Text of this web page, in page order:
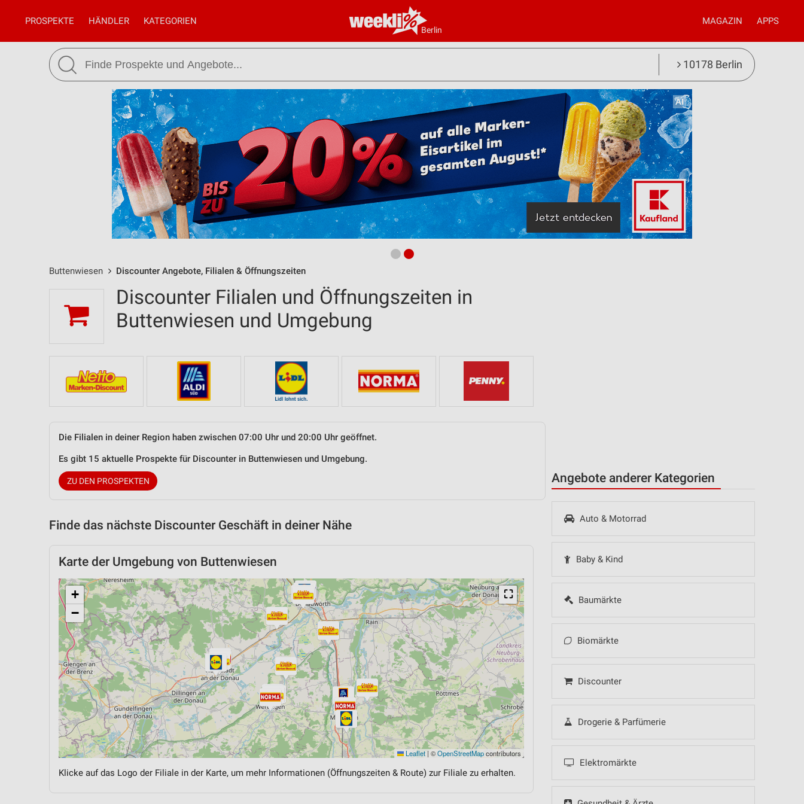
Berlin
PROSPEKTE HÄNDLER KATEGORIEN MAGAZIN APPS
10178 Berlin
Buttenwiesen Discounter Angebote, Filialen & Öffnungszeiten
Angebote anderer Kategorien
Auto & Motorrad
Baby & Kind
Baumärkte
Biomärkte
Discounter
Drogerie & Parfümerie
Elektromärkte
Discounter Filialen und Öffnungszeiten in
Buttenwiesen und Umgebung
Die Filialen in deiner Region haben zwischen 07:00 Uhr und 20:00 Uhr geöffnet.
Es gibt 15 aktuelle Prospekte für Discounter in Buttenwiesen und Umgebung.
ZU DEN PROSPEKTEN
Finde das nächste Discounter Geschäft in deiner Nähe
Karte der Umgebung von Buttenwiesen
⛶
+
−
Leaflet | ©OpenStreetMapcontributors
Klicke auf das Logo der Filiale in der Karte, um mehr Informationen (Öffnungszeiten & Route) zur Filiale zu erhalten.